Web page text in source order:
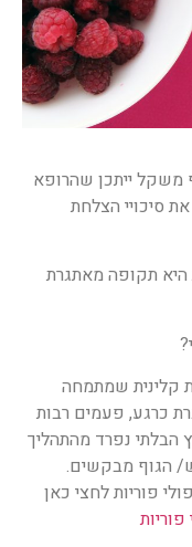
ייתכן שהרופא
סיכויי הצלחת
היא תקופה מאתגרת
קלינית שמתמחה
כרגע, פעמים רבות
הבלתי נפרד מהתהליך
הגוף מבקשים.
פוריות לחצי כאן